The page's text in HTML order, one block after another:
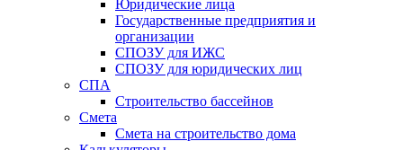
Юридические лица
Государственные предприятия и
организации
СПОЗУ для ИЖС
СПОЗУ для юридических лиц
СПА
Строительство бассейнов
Смета
Смета на строительство дома